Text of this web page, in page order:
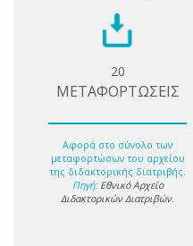
20
ΜΕΤΑΦΟΡΤΩΣΕΙΣ
Αφορά στο σύνολο των
μεταφορτώσων του αρχείου
της διδακτορικής διατριβής.
Πηγή: Εθνικό Αρχείο
Διδακτορικών Διατριβών.